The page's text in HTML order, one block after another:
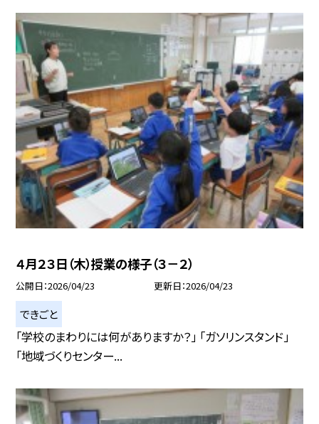
４月２３日（木）授業の様子（３－２）
公開日 2026/04/23 更新日 2026/04/23
できごと
「学校のまわりには何がありますか？」 「ガソリンスタンド」
「地域づくりセンター...